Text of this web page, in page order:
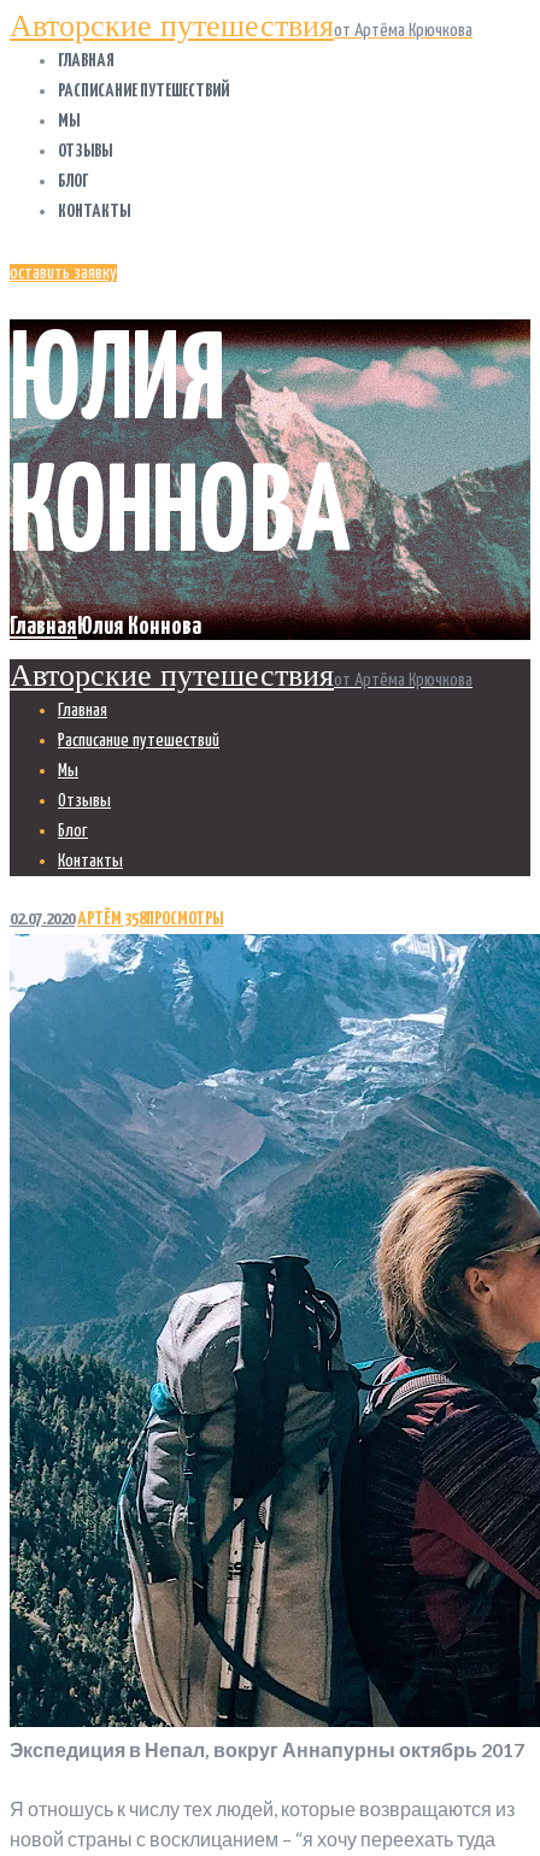
Авторские путешествияот Артёма Крючкова
ГЛАВНАЯ
РАСПИСАНИЕ ПУТЕШЕСТВИЙ
МЫ
ОТЗЫВЫ
БЛОГ
КОНТАКТЫ
оставить заявку
ЮЛИЯ
КОННОВА
ГлавнаяЮлия Коннова
Авторские путешествияот Артёма Крючкова
Главная
Расписание путешествий
Мы
Отзывы
Блог
Контакты
02.07.2020АРТЁМ 358ПРОСМОТРЫ
Экспедиция в Непал, вокруг Аннапурны октябрь 2017
Я отношусь к числу тех людей, которые возвращаются из
новой страны с восклицанием – “я хочу переехать туда